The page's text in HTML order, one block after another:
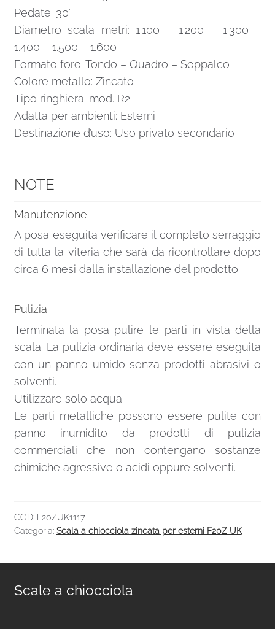
Pedate: 30°
Diametro scala metri: 1.100 – 1.200 – 1.300 –
1.400 – 1.500 – 1.600
Formato foro: Tondo – Quadro – Soppalco
Colore metallo: Zincato
Tipo ringhiera: mod. R2T
Adatta per ambienti: Esterni
Destinazione d’uso: Uso privato secondario
NOTE
Manutenzione
A posa eseguita verificare il completo serraggio
di tutta la viteria che sarà da ricontrollare dopo
circa 6 mesi dalla installazione del prodotto.
Pulizia
Terminata la posa pulire le parti in vista della
scala. La pulizia ordinaria deve essere eseguita
con un panno umido senza prodotti abrasivi o
solventi.
Utilizzare solo acqua.
Le parti metalliche possono essere pulite con
panno inumidito da prodotti di pulizia
commerciali che non contengano sostanze
chimiche agressive o acidi oppure solventi.
COD: F20ZUK1117
Categoria: Scala a chiocciola zincata per esterni F20Z UK
Scale a chiocciola